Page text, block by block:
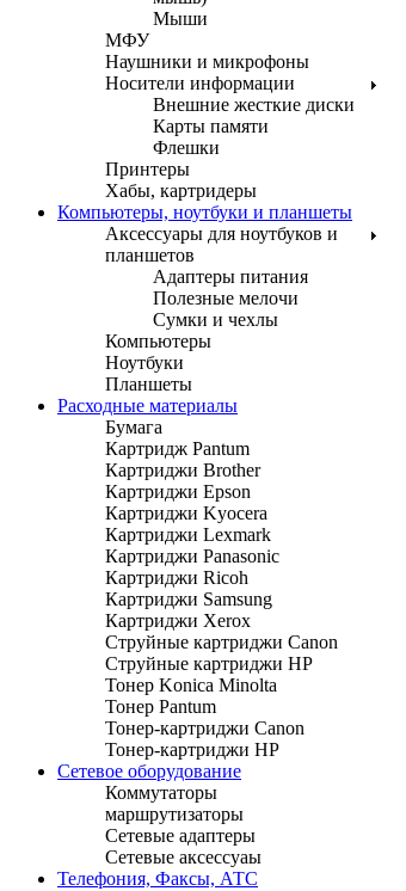
Мыши
МФУ
Наушники и микрофоны
Носители информации
Внешние жесткие диски
Карты памяти
Флешки
Принтеры
Хабы, картридеры
Компьютеры, ноутбуки и планшеты
Аксессуары для ноутбуков и
планшетов
Адаптеры питания
Полезные мелочи
Сумки и чехлы
Компьютеры
Ноутбуки
Планшеты
Расходные материалы
Бумага
Картридж Pantum
Картриджи Brother
Картриджи Epson
Картриджи Kyocera
Картриджи Lexmark
Картриджи Panasonic
Картриджи Ricoh
Картриджи Samsung
Картриджи Xerox
Струйные картриджи Canon
Струйные картриджи HP
Тонер Konica Minolta
Тонер Pantum
Тонер-картриджи Canon
Тонер-картриджи HP
Сетевое оборудование
Коммутаторы
маршрутизаторы
Сетевые адаптеры
Сетевые аксессуаы
Телефония, Факсы, АТС